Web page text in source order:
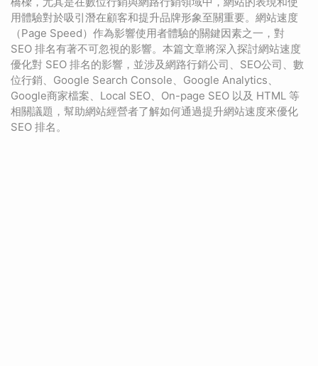
用體驗對於吸引潛在顧客和提升品牌形象至關重要。網站速度
（Page Speed）作為影響使用者體驗的關鍵因素之一，對
SEO 排名有著不可忽視的影響。本篇文章將深入探討網站速度
優化對 SEO 排名的影響，並涉及網路行銷公司、SEO公司、數
位行銷、Google Search Console、Google Analytics、
Google商家檔案、Local SEO、On-page SEO 以及 HTML 等
相關議題，幫助網站經營者了解如何通過提升網站速度來優化
SEO 排名。